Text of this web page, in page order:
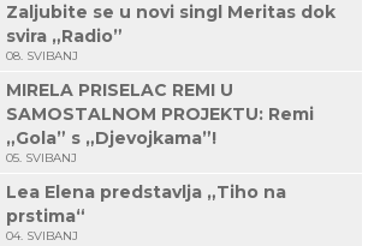
Zaljubite se u novi singl Meritas dok
svira „Radio”
08. SVIBANJ
MIRELA PRISELAC REMI U
SAMOSTALNOM PROJEKTU: Remi
„Gola” s „Djevojkama”!
05. SVIBANJ
Lea Elena predstavlja „Tiho na
prstima“
04. SVIBANJ